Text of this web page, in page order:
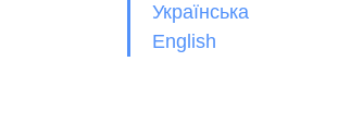
Українська
English